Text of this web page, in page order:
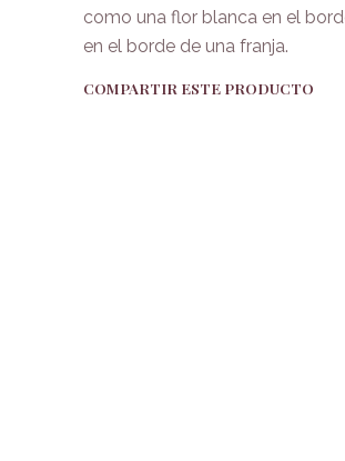
como una flor blanca en el
en el borde de una franja.
COMPARTIR ESTE PRODUCTO